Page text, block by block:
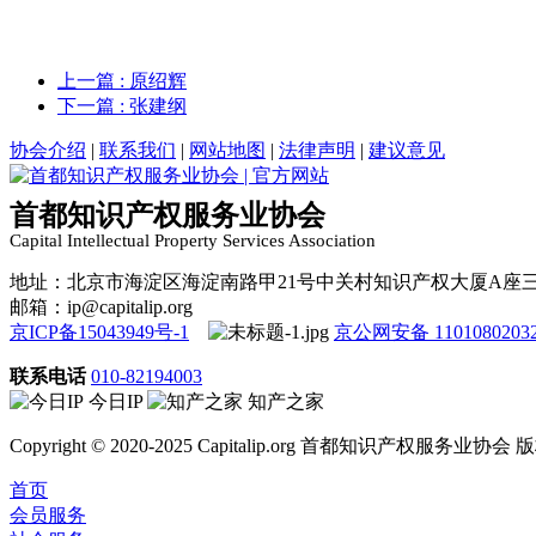
上一篇 : 原绍辉
下一篇 : 张建纲
协会介绍 | 联系我们 | 网站地图 | 法律声明 | 建议意见
首都知识产权服务业协会
Capital Intellectual Property Services Association
地址：北京市海淀区海淀南路甲21号中关村知识产权大厦A座
邮箱：ip@capitalip.org
京ICP备15043949号-1
京公网安备
联系电话 010-82194003
今日IP
知产之家
Copyright © 2020-2025 Capitalip.org 首都知识产权服务业协会
首页
会员服务